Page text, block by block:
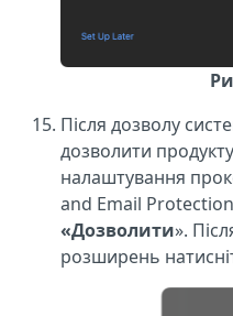
Після дозволу
дозволити
налаштування
and Email
«Дозволити».
розширень